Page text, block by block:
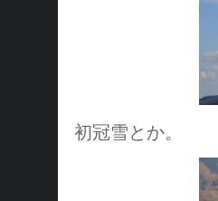
初冠雪とか。